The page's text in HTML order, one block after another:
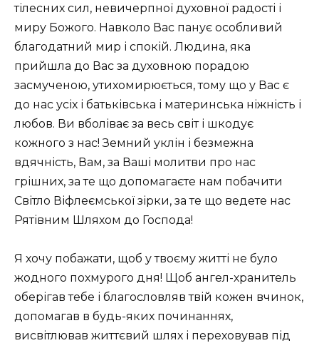
тілесних сил, невичерпної духовної радості і
миру Божого. Навколо Вас панує особливий
благодатний мир і спокій. Людина, яка
прийшла до Вас за духовною порадою
засмученою, утихомирюється, тому що у Вас є
до нас усіх і батьківська і материнська ніжність і
любов. Ви вболіває за весь світ і шкодує
кожного з нас! Земний уклін і безмежна
вдячність, Вам, за Ваші молитви про нас
грішних, за те що допомагаєте нам побачити
Світло Віфлеємської зірки, за те що ведете нас
Рятівним Шляхом до Господа!
Я хочу побажати, щоб у твоєму житті не було
жодного похмурого дня! Щоб ангел-хранитель
оберігав тебе і благословляв твій кожен вчинок,
допомагав в будь-яких починаннях,
висвітлював життєвий шлях і переховував під